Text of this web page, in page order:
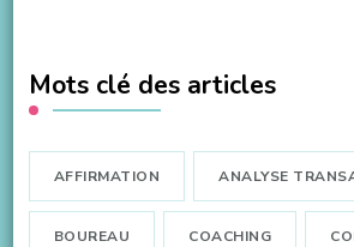
Mots clé des articles
AFFIRMATION ANALYSE
BOUREAU COACHING